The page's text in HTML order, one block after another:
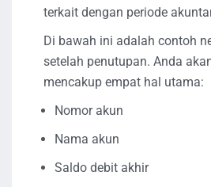
terkait dengan periode
Di bawah ini adalah contoh
setelah penutupan. Anda
mencakup empat hal utama:
Nomor akun
Nama akun
Saldo debit akhir